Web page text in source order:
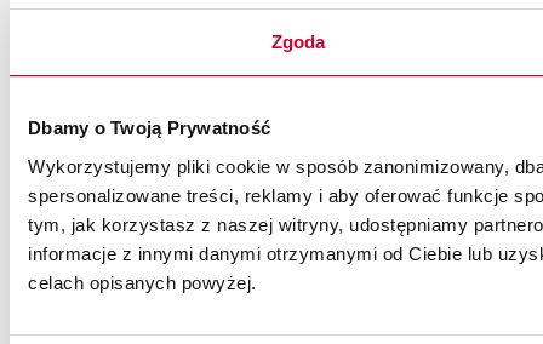
Zgoda
Dbamy o Twoją Prywatność
Wykorzystujemy pliki cookie w sposób zanonimizowany,
spersonalizowane treści, reklamy i aby oferować funkcje
tym, jak korzystasz z naszej witryny, udostępniamy
informacje z innymi danymi otrzymanymi od Ciebie lub
celach opisanych powyżej.